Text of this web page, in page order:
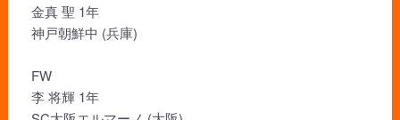
金真 聖 1年
神戸朝鮮中 (兵庫)
FW
李 将輝 1年